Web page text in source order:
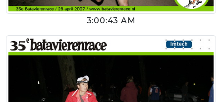
3:00:43 AM